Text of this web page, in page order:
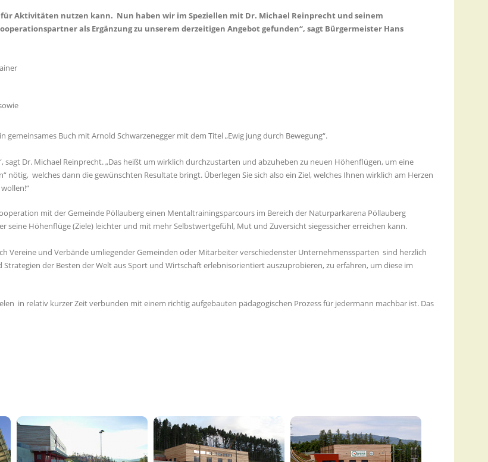
Aktivitäten nutzen kann. Nun haben wir im Speziellen mit Dr. Michael Reinprecht und seinem
als Ergänzung zu unserem derzeitigen Angebot gefunden“, sagt Bürgermeister Hans
Buch mit Arnold Schwarzenegger mit dem Titel „Ewig jung durch Bewegung“.
sagt Dr. Michael Reinprecht. „Das heißt um wirklich durchzustarten und abzuheben zu neuen Höhenflügen, um eine
nötig, welches dann die gewünschten Resultate bringt. Überlegen Sie sich also ein Ziel, welches Ihnen wirklich am Herzen
mit der Gemeinde Pöllauberg einen Mentaltrainingsparcours im Bereich der Naturparkarena Pöllauberg
seine Höhenflüge (Ziele) leichter und mit mehr Selbstwertgefühl, Mut und Zuversicht siegessicher erreichen kann.
Vereine und Verbände umliegender Gemeinden oder Mitarbeiter verschiedenster Unternehmenssparten sind herzlich
der Besten der Welt aus Sport und Wirtschaft erlebnisorientiert auszuprobieren, zu erfahren, um diese im
in relativ kurzer Zeit verbunden mit einem richtig aufgebauten pädagogischen Prozess für jedermann machbar ist. Das